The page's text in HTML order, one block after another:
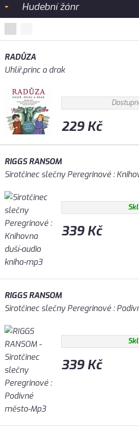
Hudební žánr
RADŮZA
Uhlíř,princ a drak
229 Kč
RIGGS RANSOM
Sirotčinec slečny Peregrinové :
339 Kč
RIGGS RANSOM
Sirotčinec slečny Peregrinové :
339 Kč